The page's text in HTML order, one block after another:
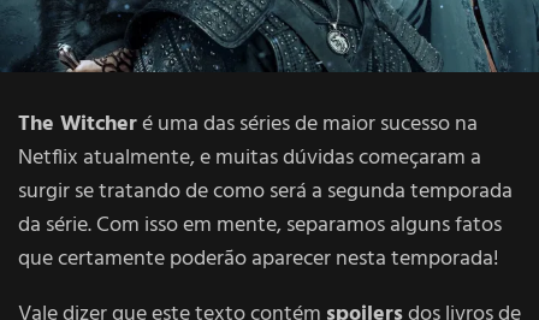
The Witcheré uma das séries de maior sucesso na
Netflix atualmente, e muitas dúvidas começaram a
surgir se tratando de como será a segunda temporada
da série. Com isso em mente, separamos alguns fatos
que certamente poderão aparecer nesta temporada!